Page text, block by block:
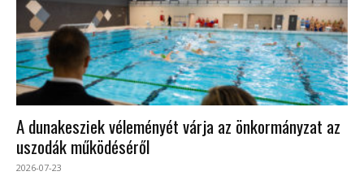
A dunakesziek véleményét várja az önkormányzat az
uszodák működéséről
2026-07-23